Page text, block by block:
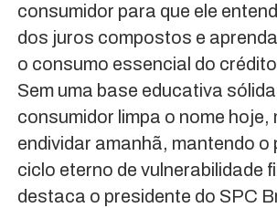
consumidor para que ele
dos juros compostos e
o consumo essencial do
Sem uma base educativa
consumidor limpa o nome hoje,
endividar amanhã, mantendo o
ciclo eterno de vulnerabilidade
destaca o presidente do SPC